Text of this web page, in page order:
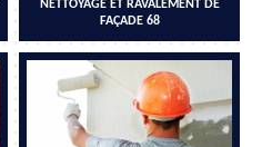
NETTOYAGE ET RAVALEMENT DE
FAÇADE 68